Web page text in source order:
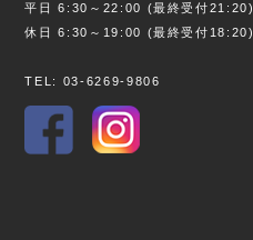
平日 6:30～22:00 (最終受付21:20)
休日 6:30～19:00 (最終受付18:20)
TEL: 03-6269-9806